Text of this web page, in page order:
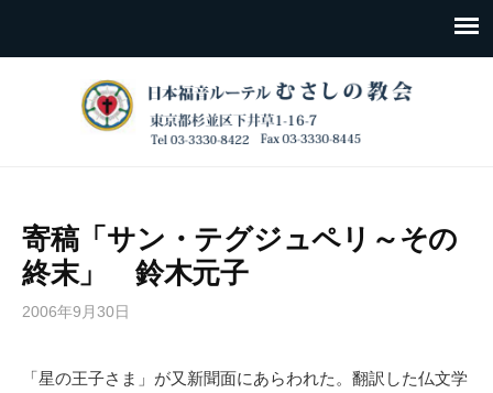
寄稿「サン・テグジュペリ～その
終末」 鈴木元子
2006年9月30日
「星の王子さま」が又新聞面にあらわれた。翻訳した仏文学